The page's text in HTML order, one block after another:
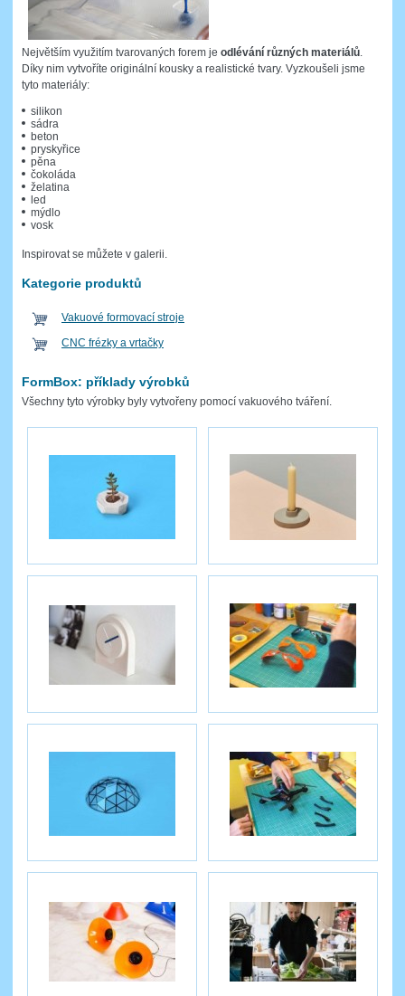
Největším využitím tvarovaných forem je odlévání různých materiálů
Díky nim vytvoříte originální kousky a realistické tvary. Vyzkoušeli jsme
tyto materiály:
silikon
sádra
beton
pryskyřice
pěna
čokoláda
želatina
led
mýdlo
vosk
Inspirovat se můžete v galerii.
Kategorie produktů
Vakuové formovací stroje
CNC frézky a vrtačky
FormBox: příklady výrobků
Všechny tyto výrobky byly vytvořeny pomocí vakuového tváření.